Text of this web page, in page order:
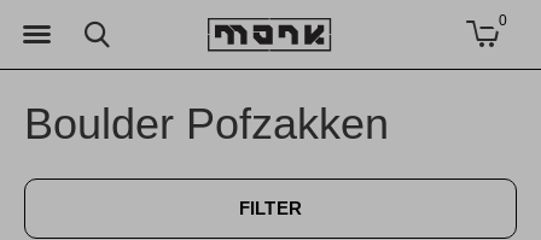
0
Boulder Pofzakken
FILTER